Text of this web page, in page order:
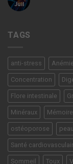
Juil
TAGS
anti-stress Anémie
Concentration
Flore intestinale
Minéraux Mémoire
ostéoporose peau
Santé
Sommeil Toux